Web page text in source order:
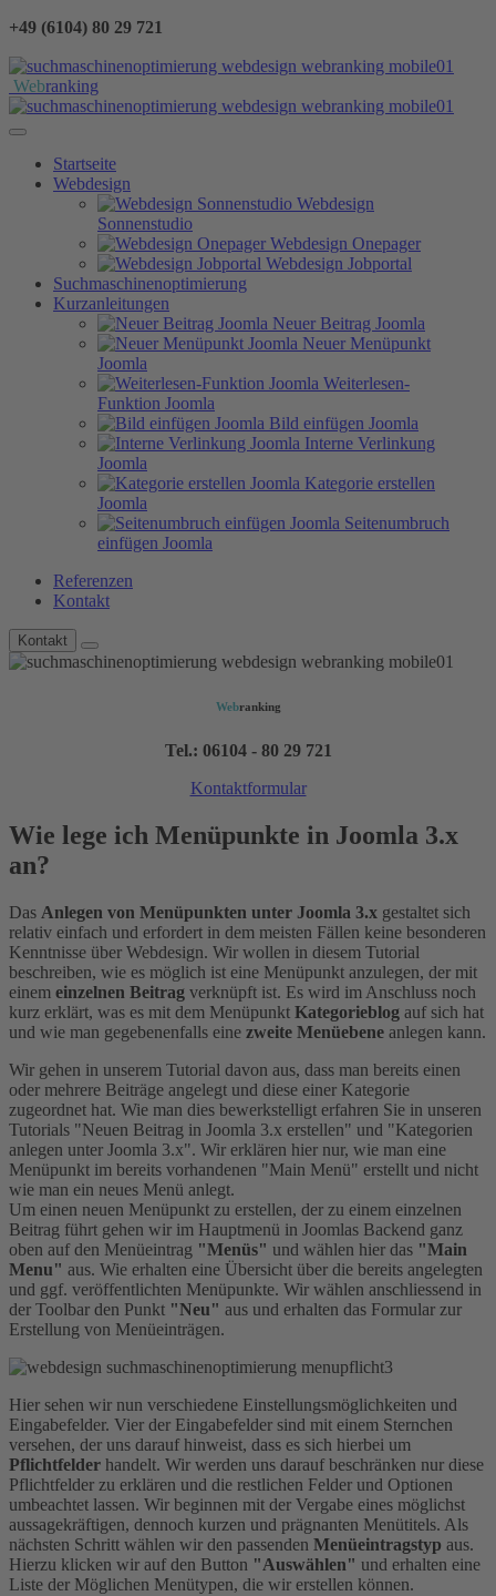
+49 (6104) 80 29 721
Webranking
Startseite
Webdesign
Webdesign
Sonnenstudio
Webdesign Onepager
Webdesign Jobportal
Suchmaschinenoptimierung
Kurzanleitungen
Neuer Beitrag Joomla
Neuer Menüpunkt
Joomla
Weiterlesen-
Funktion Joomla
Bild einfügen Joomla
Interne Verlinkung
Joomla
Kategorie erstellen
Joomla
Seitenumbruch
einfügen Joomla
Referenzen
Kontakt
Kontakt
Webranking
Tel.: 06104 - 80 29 721
Kontaktformular
Wie lege ich Menüpunkte in Joomla 3.x
an?
Das Anlegen von Menüpunkten unter Joomla 3.x gestaltet sich
relativ einfach und erfordert in dem meisten Fällen keine besonderen
Kenntnisse über Webdesign. Wir wollen in diesem Tutorial
beschreiben, wie es möglich ist eine Menüpunkt anzulegen, der mit
einem einzelnen Beitrag verknüpft ist. Es wird im Anschluss noch
kurz erklärt, was es mit dem Menüpunkt Kategorieblog auf sich hat
und wie man gegebenenfalls eine zweite Menüebene anlegen kann.
Wir gehen in unserem Tutorial davon aus, dass man bereits einen
oder mehrere Beiträge angelegt und diese einer Kategorie
zugeordnet hat. Wie man dies bewerkstelligt erfahren Sie in unseren
Tutorials "Neuen Beitrag in Joomla 3.x erstellen" und "Kategorien
anlegen unter Joomla 3.x". Wir erklären hier nur, wie man eine
Menüpunkt im bereits vorhandenen "Main Menü" erstellt und nicht
wie man ein neues Menü anlegt.
Um einen neuen Menüpunkt zu erstellen, der zu einem einzelnen
Beitrag führt gehen wir im Hauptmenü in Joomlas Backend ganz
oben auf den Menüeintrag "Menüs" und wählen hier das "Main
Menu" aus. Wie erhalten eine Übersicht über die bereits angelegten
und ggf. veröffentlichten Menüpunkte. Wir wählen anschliessend in
der Toolbar den Punkt "Neu" aus und erhalten das Formular zur
Erstellung von Menüeinträgen.
Hier sehen wir nun verschiedene Einstellungsmöglichkeiten und
Eingabefelder. Vier der Eingabefelder sind mit einem Sternchen
versehen, der uns darauf hinweist, dass es sich hierbei um
Pflichtfelder handelt. Wir werden uns darauf beschränken nur diese
Pflichtfelder zu erklären und die restlichen Felder und Optionen
umbeachtet lassen. Wir beginnen mit der Vergabe eines möglichst
aussagekräftigen, dennoch kurzen und prägnanten Menütitels. Als
nächsten Schritt wählen wir den passenden Menüeintragstyp aus.
Hierzu klicken wir auf den Button "Auswählen" und erhalten eine
Liste der Möglichen Menütypen, die wir erstellen können.